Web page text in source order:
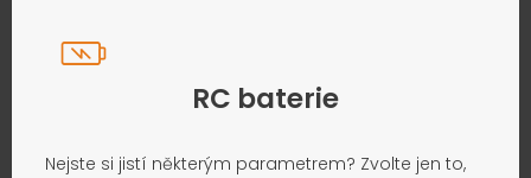
RC baterie
Nejste si jistí některým parametrem? Zvolte jen to,